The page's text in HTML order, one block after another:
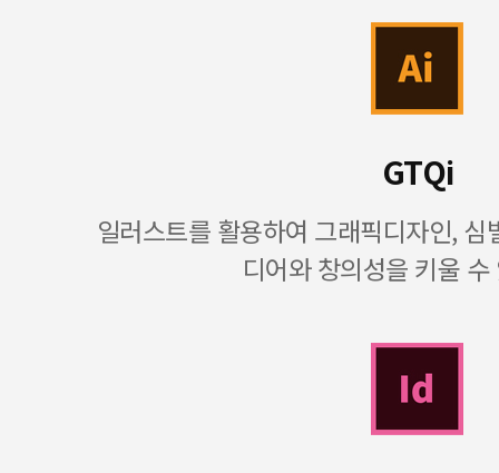
GTQi
일러스트를 활용하여 그래픽디자인,
디어와 창의성을 키울 수